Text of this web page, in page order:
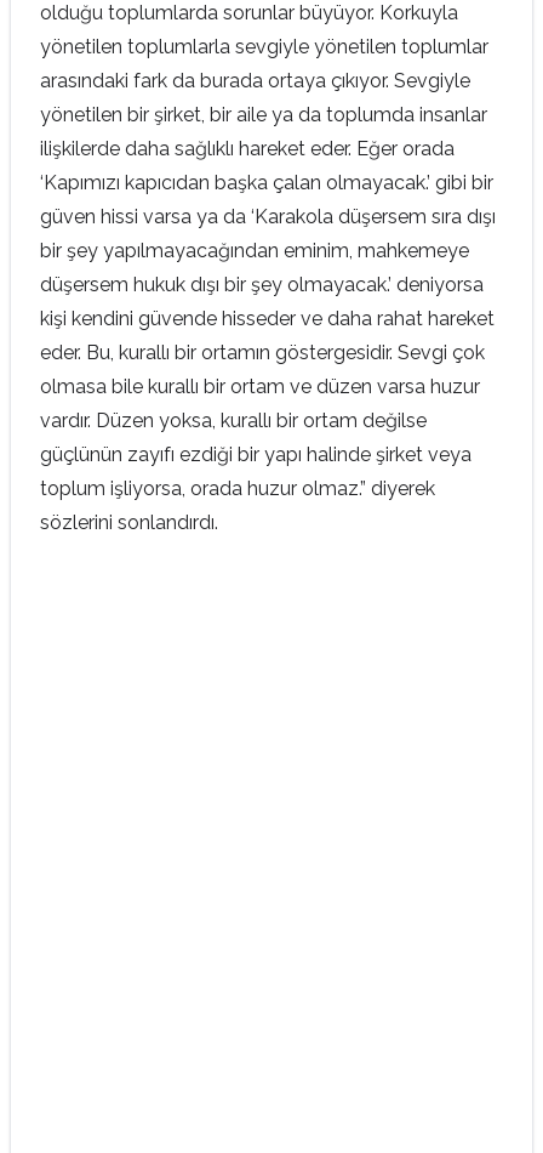
olduğu toplumlarda sorunlar büyüyor. Korkuyla
yönetilen toplumlarla sevgiyle yönetilen toplumlar
arasındaki fark da burada ortaya çıkıyor. Sevgiyle
yönetilen bir şirket, bir aile ya da toplumda insanlar
ilişkilerde daha sağlıklı hareket eder. Eğer orada
‘Kapımızı kapıcıdan başka çalan olmayacak.’ gibi bir
güven hissi varsa ya da ‘Karakola düşersem sıra dışı
bir şey yapılmayacağından eminim, mahkemeye
düşersem hukuk dışı bir şey olmayacak.’ deniyorsa
kişi kendini güvende hisseder ve daha rahat hareket
eder. Bu, kurallı bir ortamın göstergesidir. Sevgi çok
olmasa bile kurallı bir ortam ve düzen varsa huzur
vardır. Düzen yoksa, kurallı bir ortam değilse
güçlünün zayıfı ezdiği bir yapı halinde şirket veya
toplum işliyorsa, orada huzur olmaz.” diyerek
sözlerini sonlandırdı.